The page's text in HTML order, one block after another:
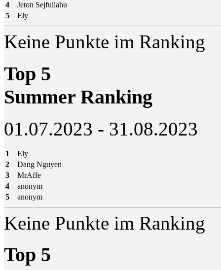
4
Jeton Sejfullahu
5
Ely
Keine Punkte im Ranking
Top 5
Summer Ranking
01.07.2023 - 31.08.2023
1
Ely
2
Dang Nguyen
3
MrAffe
4
anonym
5
anonym
Keine Punkte im Ranking
Top 5